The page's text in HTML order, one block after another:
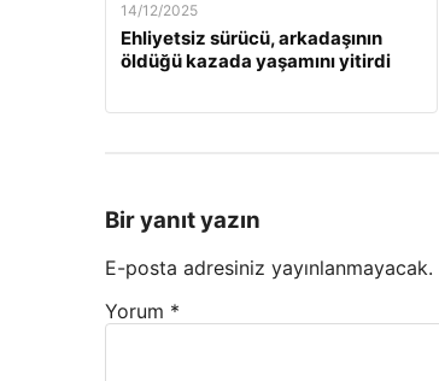
14/12/2025
Ehliyetsiz sürücü, arkadaşının
öldüğü kazada yaşamını yitirdi
Bir yanıt yazın
E-posta adresiniz yayınlanmayacak.
Yorum *